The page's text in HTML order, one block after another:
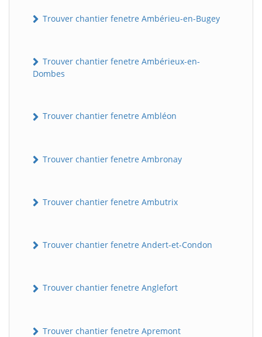
Trouver chantier fenetre Ambérieu-en-Bugey
Trouver chantier fenetre Ambérieux-en-
Dombes
Trouver chantier fenetre Ambléon
Trouver chantier fenetre Ambronay
Trouver chantier fenetre Ambutrix
Trouver chantier fenetre Andert-et-Condon
Trouver chantier fenetre Anglefort
Trouver chantier fenetre Apremont